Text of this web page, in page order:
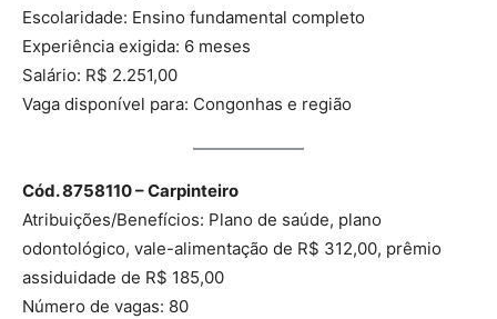
Escolaridade: Ensino fundamental completo
Experiência exigida: 6 meses
Salário: R$ 2.251,00
Vaga disponível para: Congonhas e região
Cód. 8758110 – Carpinteiro
Atribuições/Benefícios: Plano de saúde, plano
odontológico, vale-alimentação de R$ 312,00, prêmio
assiduidade de R$ 185,00
Número de vagas: 80